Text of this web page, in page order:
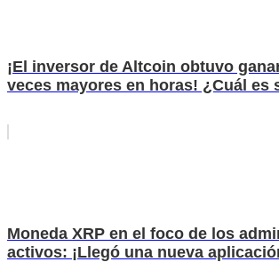
¡El inversor de Altcoin obtuvo
veces mayores en horas! ¿Cuál es
Moneda XRP en el foco de los
activos: ¡Llegó una nueva